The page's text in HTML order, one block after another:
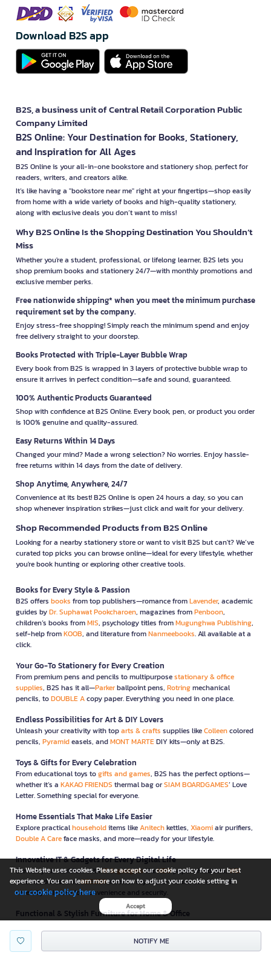
NOTIFY ME
Download B2S app
B2S, a business unit of Central Retail Corporation Public
Company Limited
B2S Online: Your Destination for Books, Stationery,
and Inspiration for All Ages
B2S Online is your all-in-one bookstore and stationery shop, perfect for
readers, writers, and creators alike.
It’s like having a "bookstore near me" right at your fingertips—shop easily
from home with a wide variety of books and high-quality stationery,
along with exclusive deals you don’t want to miss!
Why B2S Online Is the Shopping Destination You Shouldn’t
Miss
Whether you're a student, professional, or lifelong learner, B2S lets you
shop premium books and stationery 24/7—with monthly promotions and
exclusive member perks.
Free nationwide shipping* when you meet the minimum purchase
requirement set by the company.
Enjoy stress-free shopping! Simply reach the minimum spend and enjoy
free delivery straight to your doorstep.
Books Protected with Triple-Layer Bubble Wrap
Every book from B2S is wrapped in 3 layers of protective bubble wrap to
ensure it arrives in perfect condition—safe and sound, guaranteed.
100% Authentic Products Guaranteed
Shop with confidence at B2S Online. Every book, pen, or product you order
is 100% genuine and quality-assured.
Easy Returns Within 14 Days
Changed your mind? Made a wrong selection? No worries. Enjoy hassle-
free returns within 14 days from the date of delivery.
Shop Anytime, Anywhere, 24/7
Convenience at its best! B2S Online is open 24 hours a day, so you can
shop whenever inspiration strikes—just click and wait for your delivery.
Shop Recommended Products from B2S Online
Looking for a nearby stationery store or want to visit B2S but can't? We’ve
curated top picks you can browse online—ideal for every lifestyle, whether
you're book hunting or exploring other creative tools.
Books for Every Style & Passion
B2S offers books from top publishers—romance fromLavender, academic
guides byDr. Suphawat Pookcharoen, magazines fromPenboon,
children’s books fromMIS, psychology titles fromMugunghwa Publishing,
self-help fromKOOB, and literature fromNanmeebooks. All available at a
click.
Your Go-To Stationery for Every Creation
From premium pens and pencils to multipurposestationary & office
supplies, B2S has it all—Parkerballpoint pens, Rotringmechanical
pencils, toDOUBLE Acopy paper. Everything you need in one place.
Endless Possibilities for Art & DIY Lovers
Unleash your creativity with toparts & crafts supplies likeColleencolored
pencils, Pyramideasels, andMONT MARTEDIY kits—only at B2S.
Toys & Gifts for Every Celebration
From educational toys togifts and games, B2S has the perfect options—
whether it’s a KAKAO FRIENDS thermal bag orSIAM BOARDGAMES’ Love
Letter. Something special for everyone.
Home Essentials That Make Life Easier
Explore practicalhouseholditems likeAnitechkettles, Xiaomiair purifiers,
Double A Careface masks, and more—ready for your lifestyle.
Innovative IT & Gadgets for Every Digital Life
Elevate your workflow withIT & gadgetslikeNEOpaper shredders,WD
external drives, andGEEZERwireless keyboard-mouse combos—all
carefully selected for convenience and security.
Functional & Stylish Furniture for Home & Office
or office—like foldable desks from
Furradec
This Website uses cookies. Please accept our cookie policy for your best
experience. You can learn more on how to adjust your cookie setting in
our cookie policy here
Accept